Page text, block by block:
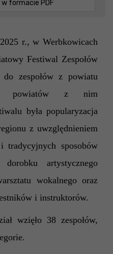
formacie PDF
r., w Werbkowicach
Festiwal Zespołów
do zespołów z powiatu
powiatów z nim
była popularyzacja
z uwzględnieniem
tradycyjnych sposobów
artystycznego
wokalnego oraz
i instruktorów.
wzięło 38 zespołów,